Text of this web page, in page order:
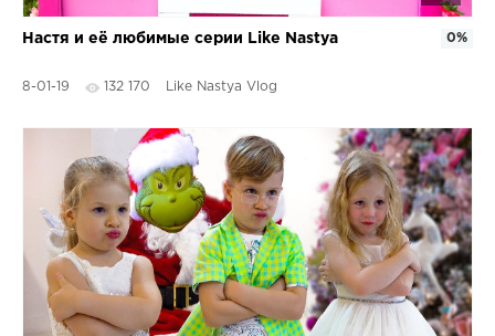
Настя и её любимые серии Like Nastya
8-01-19 132 170 Like Nastya Vlog
0%